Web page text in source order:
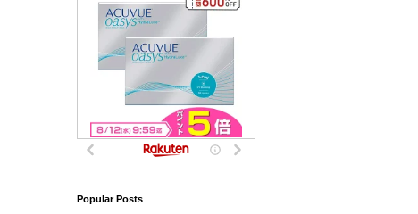
Popular Posts